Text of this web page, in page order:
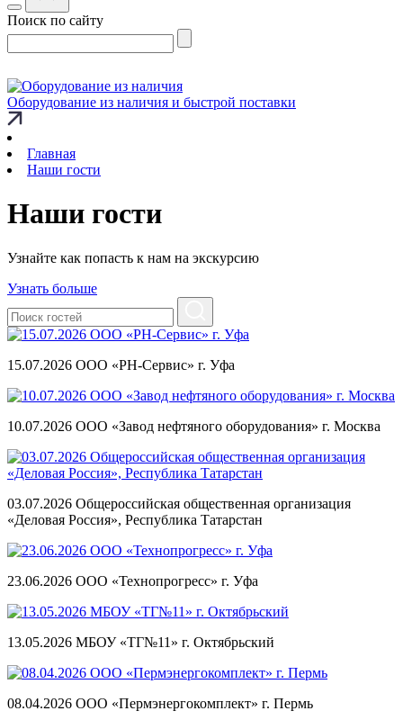
Поиск по сайту
Оборудование из наличия и быстрой поставки
Главная
Наши гости
Наши гости
Узнайте как попасть к нам на экскурсию
Узнать больше
15.07.2026 ООО «РН-Сервис» г. Уфа
10.07.2026 ООО «Завод нефтяного оборудования» г. Москва
03.07.2026 Общероссийская общественная организация
«Деловая Россия», Республика Татарстан
23.06.2026 ООО «Технопрогресс» г. Уфа
13.05.2026 МБОУ «ТГ№11» г. Октябрьский
08.04.2026 ООО «Пермэнергокомплект» г. Пермь